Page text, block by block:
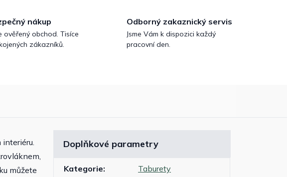
nákup
ověřený obchod. Tisíce
zákazníků.
Odborný zakaznický servis
Jsme Vám k dispozici každý
pracovní den.
můžete
Doplňkové parametry
Kategorie: Taburety